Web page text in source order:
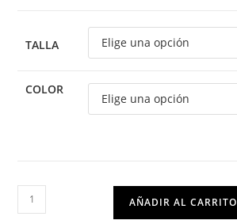
TALLA
COLOR
AÑADIR AL CARRITO